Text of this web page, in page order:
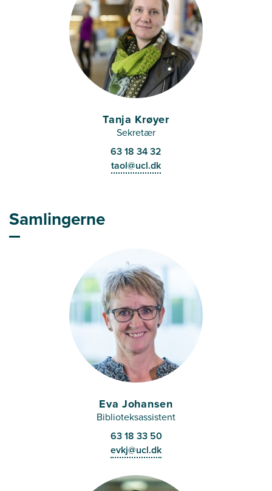
Tanja Krøyer
Sekretær
63 18 34 32
taol@ucl.dk
Samlingerne
Eva Johansen
Biblioteksassistent
63 18 33 50
evkj@ucl.dk